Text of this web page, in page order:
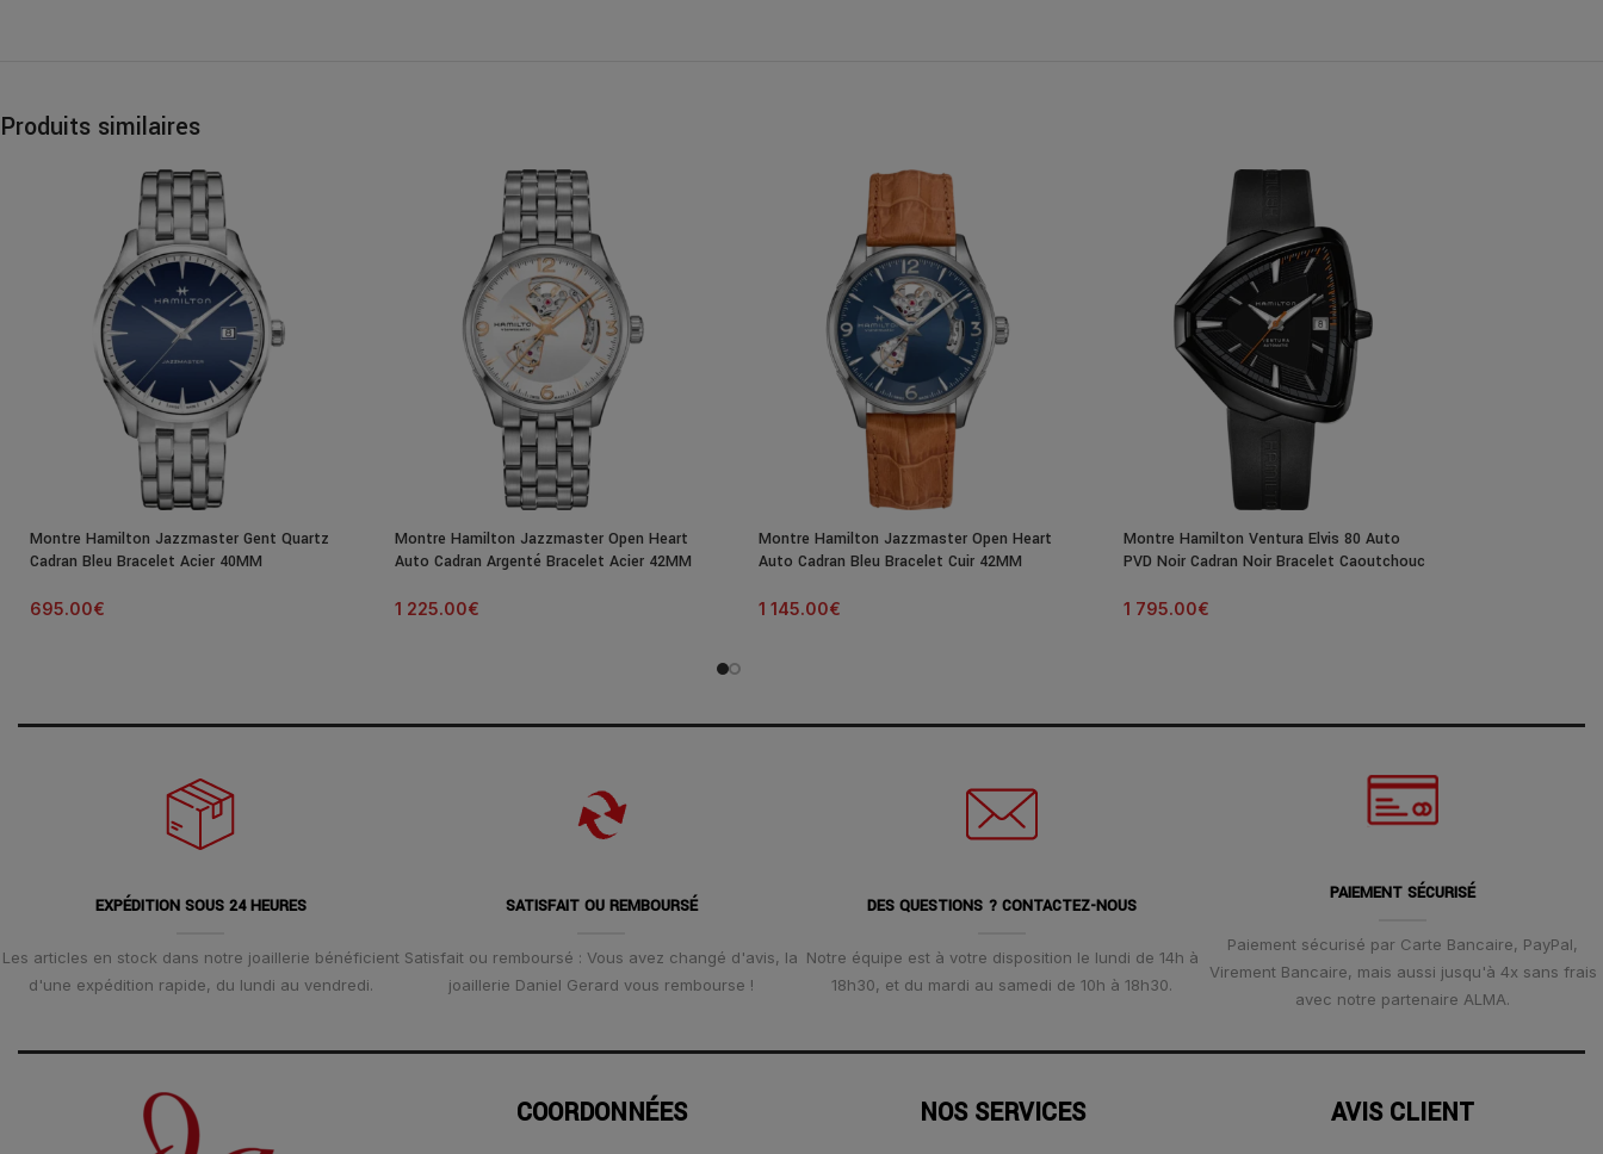
Produits similaires
Montre Hamilton Jazzmaster Gent Quartz
Cadran Bleu Bracelet Acier 40MM
695.00€
Montre Hamilton Jazzmaster Open Heart
Auto Cadran Argenté Bracelet Acier 42MM
1 225.00€
Montre Hamilton Jazzmaster Open Heart
Auto Cadran Bleu Bracelet Cuir 42MM
1 145.00€
Montre Hamilton Ventura Elvis 80 Auto
PVD Noir Cadran Noir Bracelet Caoutchouc
1 795.00€
EXPÉDITION SOUS 24 HEURES
Les articles en stock dans notre joaillerie bénéficient
d'une expédition rapide, du lundi au vendredi.
SATISFAIT OU REMBOURSÉ
Satisfait ou remboursé : Vous avez changé d'avis, la
joaillerie Daniel Gerard vous rembourse !
DES QUESTIONS ? CONTACTEZ-NOUS
Notre équipe est à votre disposition le lundi de 14h à
18h30, et du mardi au samedi de 10h à 18h30.
PAIEMENT SÉCURISÉ
Paiement sécurisé par Carte Bancaire, PayPal,
Virement Bancaire, mais aussi jusqu'à 4x sans frais
avec notre partenaire ALMA.
COORDONNÉES NOS SERVICES AVIS CLIENT